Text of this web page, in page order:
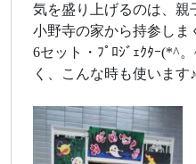
気を盛り上げるのは、親
小野寺の家から持参しま
6セット・ﾌﾟﾛｼﾞｪｸﾀｰ(*^
く、こんな時も使います♪